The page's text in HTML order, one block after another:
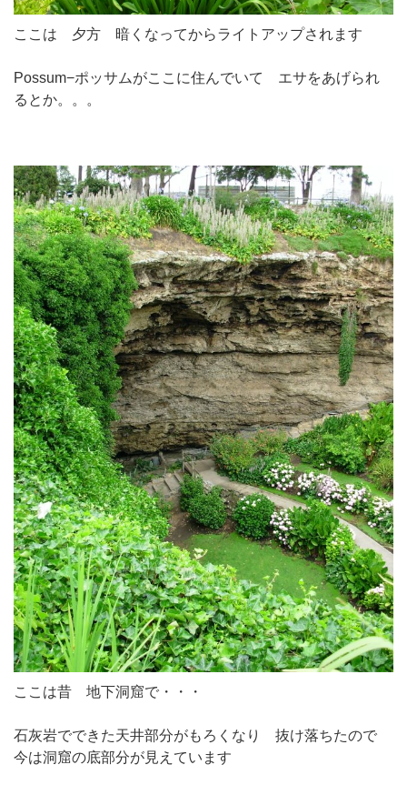
ここは 夕方 暗くなってからライトアップされます
Possum−ポッサムがここに住んでいて エサをあげられ
るとか。。。
ここは昔 地下洞窟で・・・
石灰岩でできた天井部分がもろくなり 抜け落ちたので
今は洞窟の底部分が見えています